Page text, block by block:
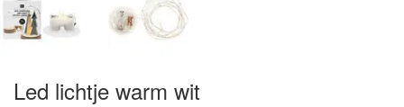
Led lichtje warm wit